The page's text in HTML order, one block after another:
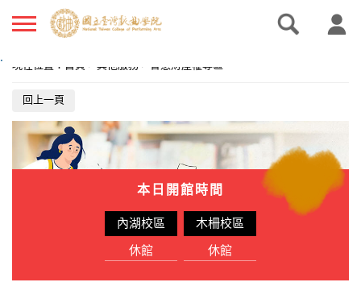
.
現在位置 ： 首頁 > 其他服務 > 智慧財產權專區
回上一頁
本日開館時間
內湖校區
休館
木柵校區
休館